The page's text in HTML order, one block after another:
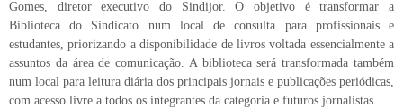
Gomes, diretor executivo do Sindijor. O objetivo é transformar a
Biblioteca do Sindicato num local de consulta para profissionais e
estudantes, priorizando a disponibilidade de livros voltada essencialmente a
assuntos da área de comunicação. A biblioteca será transformada também
num local para leitura diária dos principais jornais e publicações periódicas,
com acesso livre a todos os integrantes da categoria e futuros jornalistas.